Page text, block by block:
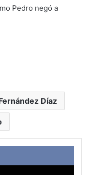
Pedro negó a
Díaz
X